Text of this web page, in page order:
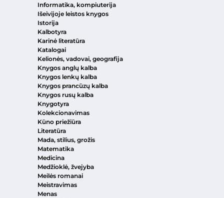
Informatika, kompiuterija
Išeivijoje leistos knygos
Istorija
Kalbotyra
Karinė literatūra
Katalogai
Kelionės, vadovai, geografija
Knygos anglų kalba
Knygos lenkų kalba
Knygos prancūzų kalba
Knygos rusų kalba
Knygotyra
Kolekcionavimas
Kūno priežiūra
Literatūra
Mada, stilius, grožis
Matematika
Medicina
Medžioklė, žvejyba
Meilės romanai
Meistravimas
Menas